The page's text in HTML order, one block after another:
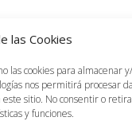
las Cookies
las cookies para almacenar
nos permitirá procesar
sitio. No consentir o
y funciones.